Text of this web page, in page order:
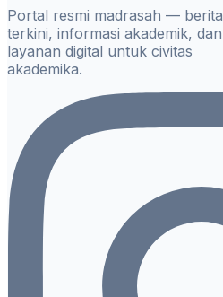
Portal resmi madrasah — berita
terkini, informasi akademik, dan
layanan digital untuk civitas
akademika.